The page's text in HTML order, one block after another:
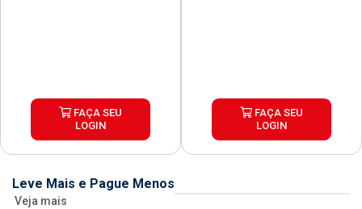
FAÇA SEU
LOGIN
FAÇA SEU
LOGIN
Leve Mais e Pague Menos
Veja mais